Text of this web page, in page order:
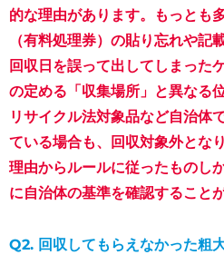
的な理由があります。もっとも
（有料処理券）の貼り忘れや記
回収日を誤って出してしまった
の定める「収集場所」と異なる
リサイクル法対象品など自治体
ている場合も、回収対象外とな
理由からルールに従ったものし
に自治体の基準を確認すること
Q2. 回収してもらえなかった粗